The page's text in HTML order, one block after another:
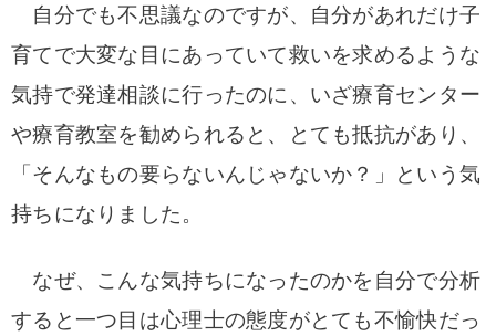
自分でも不思議なのですが、自分があれだけ子
育てで大変な目にあっていて救いを求めるような
気持で発達相談に行ったのに、いざ療育センター
や療育教室を勧められると、とても抵抗があり、
「そんなもの要らないんじゃないか？」という気
持ちになりました。
なぜ、こんな気持ちになったのかを自分で分析
すると一つ目は心理士の態度がとても不愉快だっ